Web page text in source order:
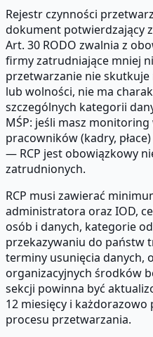
Rejestr czynności
dokument potwierdzający
Art. 30 RODO zwalnia z
firmy zatrudniające mniej
przetwarzanie nie
lub wolności, nie ma
szczególnych kategorii
MŚP: jeśli masz
pracowników (kadry,
— RCP jest obowiązkowy
zatrudnionych.
RCP musi zawierać
administratora oraz IOD,
osób i danych, kategorie
przekazywaniu do państw
terminy usunięcia danych,
organizacyjnych środków
sekcji powinna być
12 miesięcy i
procesu przetwarzania.